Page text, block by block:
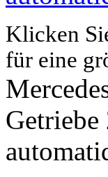
Klicken
für eine